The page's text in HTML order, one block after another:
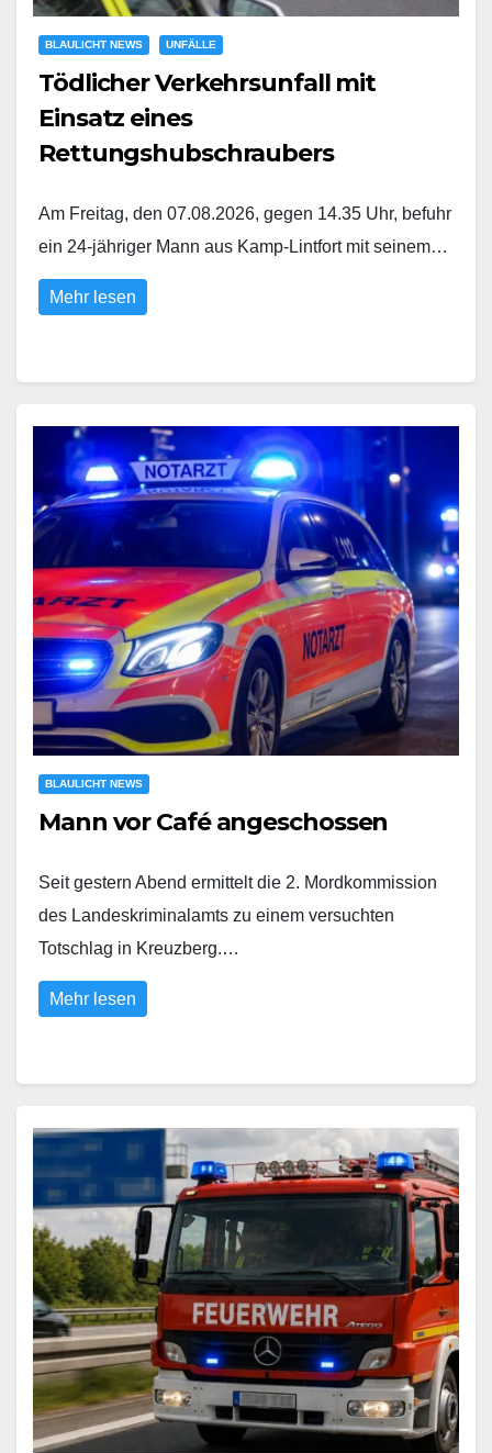
BLAULICHT NEWS UNFÄLLE
Tödlicher Verkehrsunfall mit
Einsatz eines
Rettungshubschraubers
Am Freitag, den 07.08.2026, gegen 14.35 Uhr, befuhr
ein 24-jähriger Mann aus Kamp-Lintfort mit seinem…
Mehr lesen
BLAULICHT NEWS
Mann vor Café angeschossen
Seit gestern Abend ermittelt die 2. Mordkommission
des Landeskriminalamts zu einem versuchten
Totschlag in Kreuzberg.…
Mehr lesen